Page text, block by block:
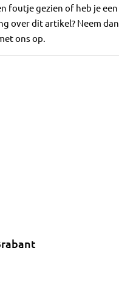
foutje gezien of heb je een
over dit artikel? Neem dan
ons op.